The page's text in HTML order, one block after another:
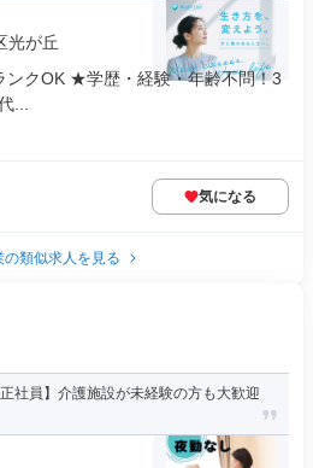
光が丘
クOK ★学歴・経験・年齢不問！3
...
気になる
の類似求人を見る
社員】介護施設が未経験の方も大歓迎